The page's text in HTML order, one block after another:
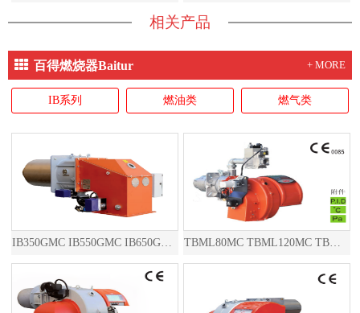
相关产品
百得燃烧器Baitur + MORE
IB系列 燃油类 燃气类